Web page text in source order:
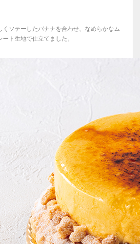
くソテーしたバナナを合わせ、なめらかなム
ト生地で仕立てました。